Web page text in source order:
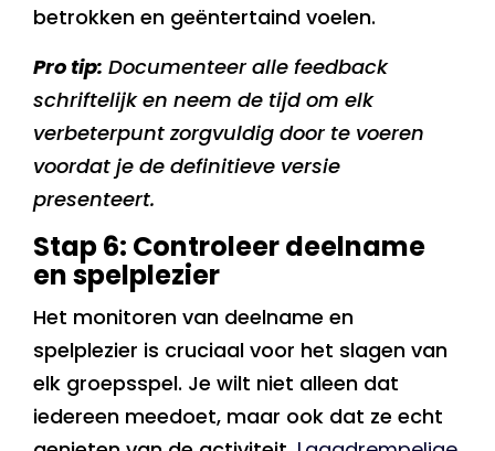
betrokken en geëntertaind voelen.
Pro tip: Documenteer alle feedback
schriftelijk en neem de tijd om elk
verbeterpunt zorgvuldig door te voeren
voordat je de definitieve versie
presenteert.
Stap 6: Controleer deelname
en spelplezier
Het monitoren van deelname en
spelplezier is cruciaal voor het slagen van
elk groepsspel. Je wilt niet alleen dat
iedereen meedoet, maar ook dat ze echt